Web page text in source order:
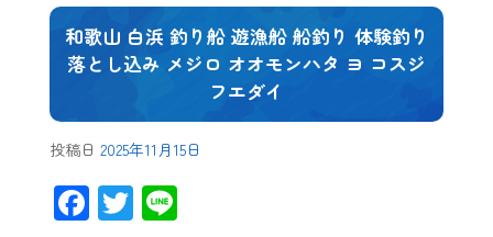
和歌山 白浜 釣り船 遊漁船 船釣り 体験釣り
落とし込み メジロ オオモンハタ ヨ コスジ
フエダイ
投稿日 2025年11月15日
F T Li